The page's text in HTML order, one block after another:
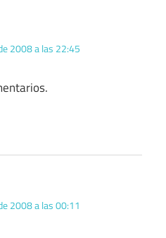
2008 a las 22:45
2008 a las 00:11